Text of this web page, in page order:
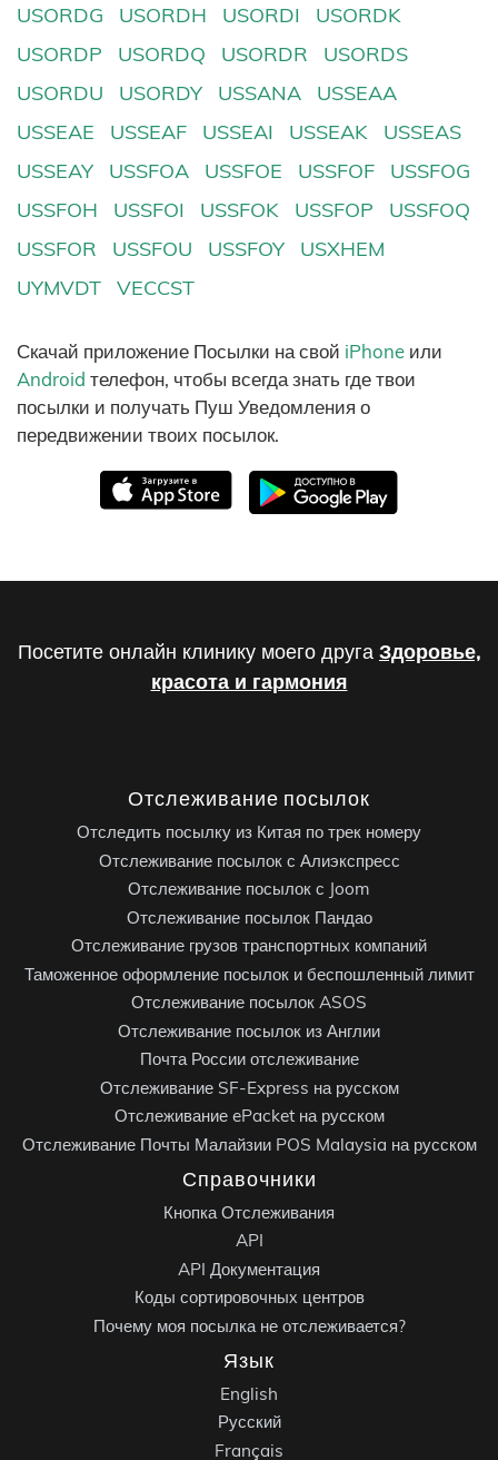
USORDG
USORDH USORDI
USORDK
USORDP
USORDQ USORDR
USORDS
USORDU
USORDY USSANA
USSEAA
USSEAE
USSEAF USSEAI USSEAK
USSEAS
USSEAY
USSFOA USSFOE USSFOF
USSFOG
USSFOH
USSFOI USSFOK USSFOP
USSFOQ
USSFOR
USSFOU USSFOY
USXHEM
UYMVDT
VECCST
Скачай приложение Посылки на свой iPhone или
Android телефон, чтобы всегда знать где твои
посылки и получать Пуш Уведомления о
передвижении твоих посылок.
Посетите онлайн клинику моего друга Здоровье,
красота и гармония
Отслеживание посылок
Отследить посылку из Китая по трек номеру
Отслеживание посылок с Алиэкспресс
Отслеживание посылок с Joom
Отслеживание посылок Пандао
Отслеживание грузов транспортных компаний
Таможенное оформление посылок и беспошленный лимит
Отслеживание посылок ASOS
Отслеживание посылок из Англии
Почта России отслеживание
Отслеживание SF-Express на русском
Отслеживание ePacket на русском
Отслеживание Почты Малайзии POS Malaysia на русском
Справочники
Кнопка Отслеживания
API
API Документация
Коды сортировочных центров
Почему моя посылка не отслеживается?
Язык
English
Русский
Français